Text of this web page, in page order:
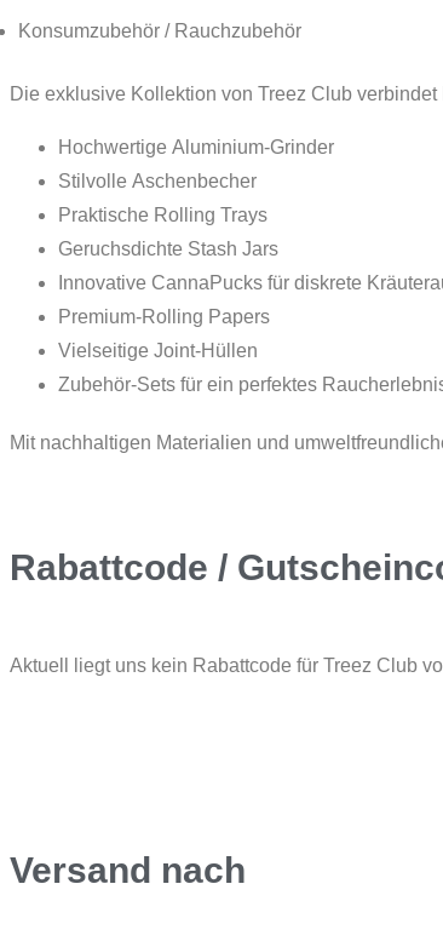
Konsumzubehör / Rauchzubehör
Die exklusive Kollektion von Treez Club
Hochwertige Aluminium-Grinder
Stilvolle Aschenbecher
Praktische Rolling Trays
Geruchsdichte Stash Jars
Innovative CannaPucks für diskrete
Premium-Rolling Papers
Vielseitige Joint-Hüllen
Zubehör-Sets für ein perfektes
Mit nachhaltigen Materialien und
Rabattcode /
Aktuell liegt uns kein Rabattcode für Treez Club
Versand nach